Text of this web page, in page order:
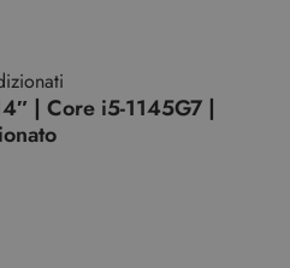
| Core i5-1145G7 |